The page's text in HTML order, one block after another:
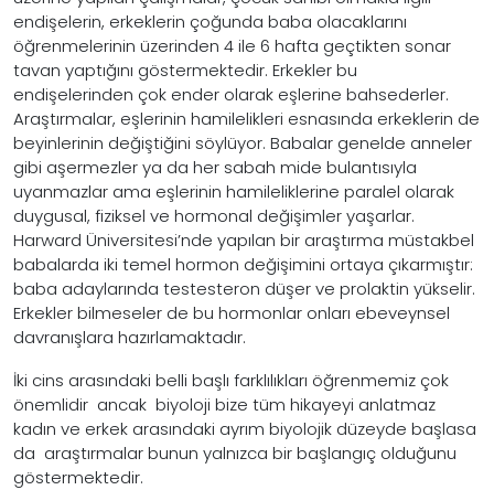
endişelerin, erkeklerin çoğunda baba olacaklarını
öğrenmelerinin üzerinden 4 ile 6 hafta geçtikten sonar
tavan yaptığını göstermektedir. Erkekler bu
endişelerinden çok ender olarak eşlerine bahsederler.
Araştırmalar, eşlerinin hamilelikleri esnasında erkeklerin de
beyinlerinin değiştiğini söylüyor. Babalar genelde anneler
gibi aşermezler ya da her sabah mide bulantısıyla
uyanmazlar ama eşlerinin hamileliklerine paralel olarak
duygusal, fiziksel ve hormonal değişimler yaşarlar.
Harward Üniversitesi’nde yapılan bir araştırma müstakbel
babalarda iki temel hormon değişimini ortaya çıkarmıştır:
baba adaylarında testesteron düşer ve prolaktin yükselir.
Erkekler bilmeseler de bu hormonlar onları ebeveynsel
davranışlara hazırlamaktadır.
İki cins arasındaki belli başlı farklılıkları öğrenmemiz çok
önemlidir ancak biyoloji bize tüm hikayeyi anlatmaz
kadın ve erkek arasındaki ayrım biyolojik düzeyde başlasa
da araştırmalar bunun yalnızca bir başlangıç olduğunu
göstermektedir.